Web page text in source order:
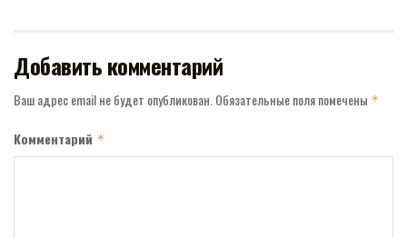
Добавить комментарий
Ваш адрес email не будет опубликован.Обязательные поля помечены *
Комментарий *